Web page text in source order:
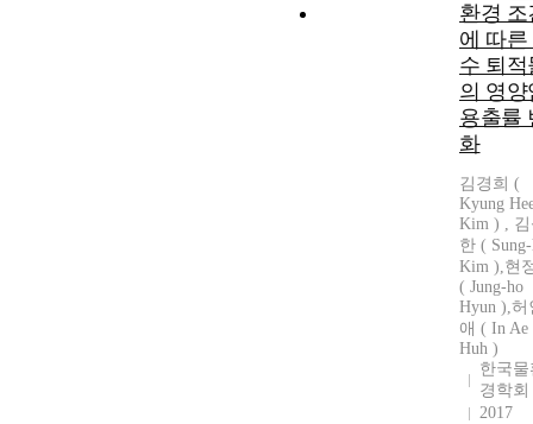
환경 조
에 따른
수 퇴적
의 영양
용출률
화
김경희 (
Kyung
Kim ) ,
한 (
Kim ),현
( Jung-ho
Hyun ),허
애 ( In Ae
Huh )
한국물
경학회
2017